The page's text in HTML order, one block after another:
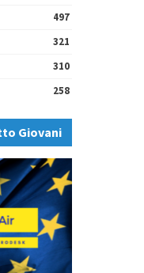
497
321
310
258
Giovani